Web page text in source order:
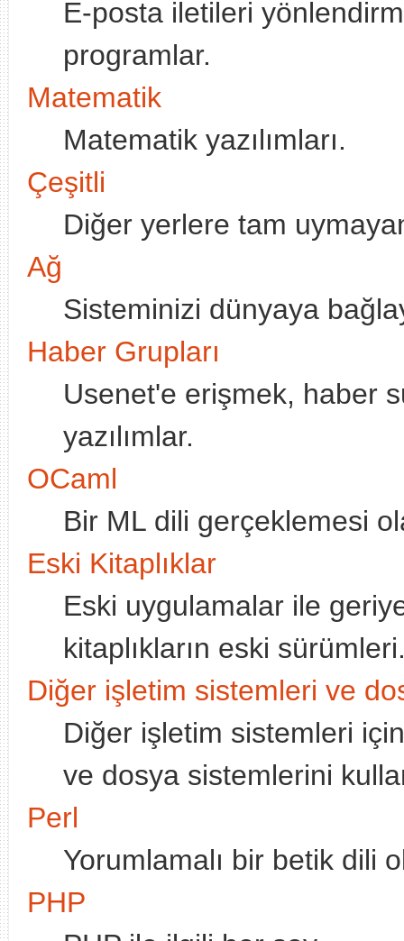
E-posta iletileri
programlar.
Matematik
Matematik yazılımları.
Çeşitli
Diğer yerlere tam
Ağ
Sisteminizi dünyaya
Haber Grupları
Usenet'e erişmek, haber
yazılımlar.
OCaml
Bir ML dili gerçeklemesi
Eski Kitaplıklar
Eski uygulamalar ile
kitaplıkların eski
Diğer işletim sistemleri ve
Diğer işletim sistemleri
ve dosya sistemlerini
Perl
Yorumlamalı bir betik dili
PHP